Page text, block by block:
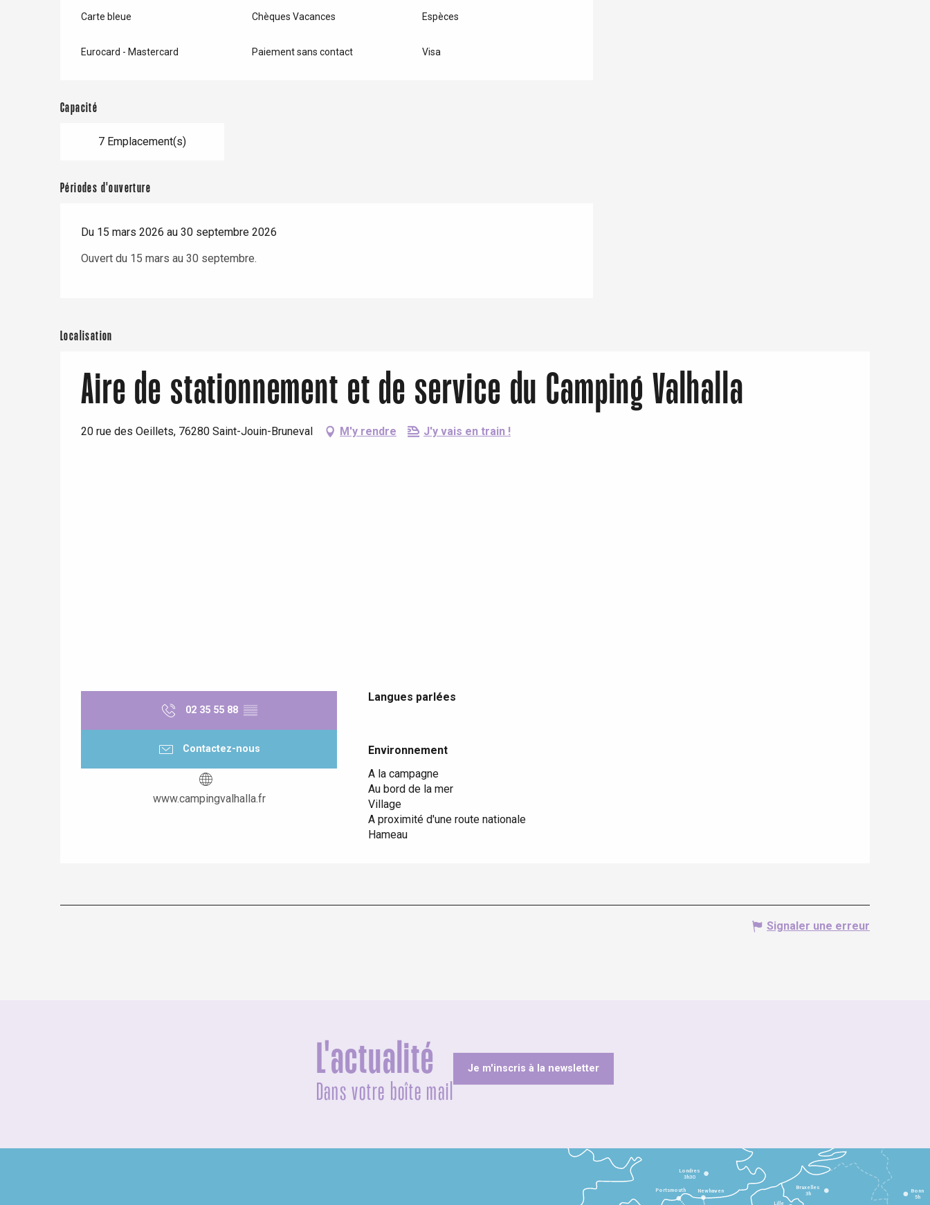
Rouen
Carte bleue Chèques Vacances Espèces
Eurocard - Mastercard Paiement sans contact Visa
Capacité
7 Emplacement(s)
Périodes d'ouverture
Du 15 mars 2026 au 30 septembre 2026
Ouvert du 15 mars au 30 septembre.
Localisation
Aire de stationnement et de service du Camping Valhalla
20 rue des Oeillets, 76280 Saint-Jouin-Bruneval M'y rendre J'y vais en train !
02 35 55 88 ▒▒
Contactez-nous
www.campingvalhalla.fr
Langues parlées
Langues parlées
Environnement
Environnement
A la campagne
Au bord de la mer
Village
A proximité d'une route nationale
Hameau
Signaler une erreur
L'actualité
Dans votre boîte mail
Je m'inscris à la newsletter
Bruxelles
3h
Londres
3h30
Newhaven
Portsmouth Bonn
5h